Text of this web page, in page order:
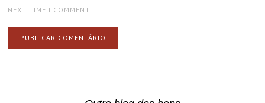
NEXT TIME I COMMENT.